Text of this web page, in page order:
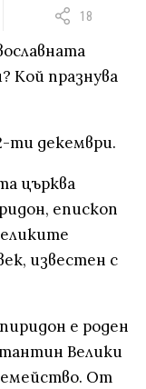
18
Кой празнува
ти декември.
църква
епископ
известен с
е роден
Велики
От